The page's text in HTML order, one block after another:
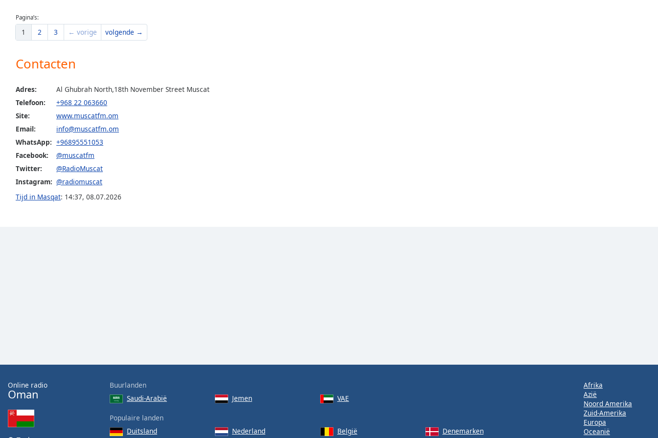
window.
Background
Color
Opacity
Area
Font
Close
Pagina’s:
1 2 3 ← vorige volgende →
Contacten
Adres:
Al Ghubrah North,18th November Street Muscat
Telefoon:
+968 22 063660
Site:
www.muscatfm.om
Email:
info@muscatfm.om
WhatsApp: +96895551053
Facebook:
@muscatfm
Twitter:
@RadioMuscat
Instagram: @radiomuscat
Tijd in Masqat: 14:37, 08.07.2026
Online radio
Oman
Buurlanden
Saudi-Arabië
Jemen VAE
Populaire landen
Duitsland
Nederland België Denemarken
Afrika
Azië
Noord Amerika
Zuid-Amerika
Europa
Oceanië